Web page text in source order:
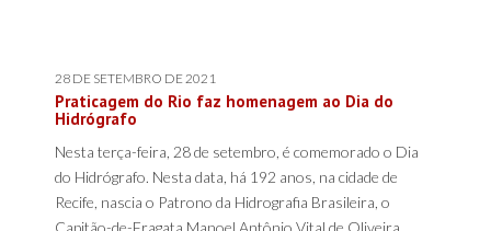
28 DE SETEMBRO DE 2021
Praticagem do Rio faz homenagem ao Dia do
Hidrógrafo
Nesta terça-feira, 28 de setembro, é comemorado o Dia
do Hidrógrafo. Nesta data, há 192 anos, na cidade de
Recife, nascia o Patrono da Hidrografia Brasileira, o
Capitão-de-Fragata Manoel Antônio Vital de Oliveira,